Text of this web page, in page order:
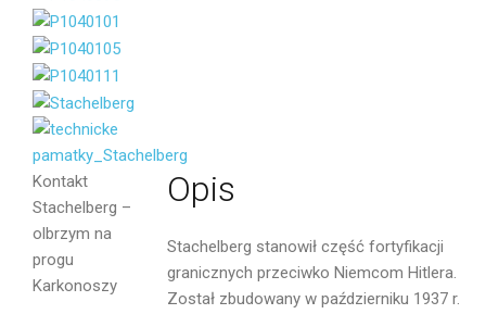
Kontakt
Stachelberg –
olbrzym na
progu
Karkonoszy
Opis
Stachelberg stanowił część fortyfikacji
granicznych przeciwko Niemcom Hitlera.
Został zbudowany w październiku 1937 r.